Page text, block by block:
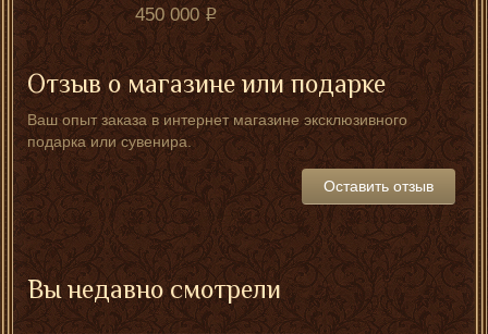
450 000
Отзыв о магазине или подарке
Ваш опыт заказа в интернет магазине эксклюзивного
подарка или сувенира.
Оставить отзыв
Вы недавно смотрели